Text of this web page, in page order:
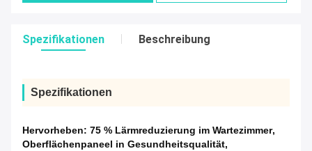
Spezifikationen Beschreibung
Spezifikationen
Hervorheben: 75 % Lärmreduzierung im Wartezimmer,
Oberflächenpaneel in Gesundheitsqualität,